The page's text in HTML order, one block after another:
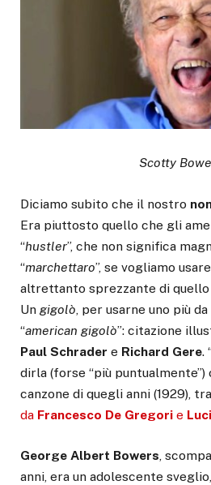
Scotty
Diciamo subito che il nostro
Era piuttosto quello che gli
“hustler”, che non significa
“marchettaro”, se vogliamo
altrettanto sprezzante di
Un gigolò , per usarne uno più
“american gigolò”: citazione
Paul Schrader e Richard Gere.
dirla (forse “più puntualmente”)
canzone di quegli anni (1929),
da Francesco De Gregori e
George Albert Bowers,
anni, era un adolescente